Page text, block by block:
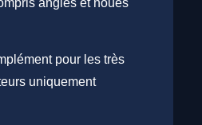
pour les très
uniquement